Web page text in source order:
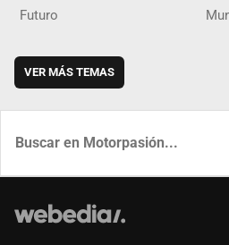
Futuro
VER MÁS TEMAS